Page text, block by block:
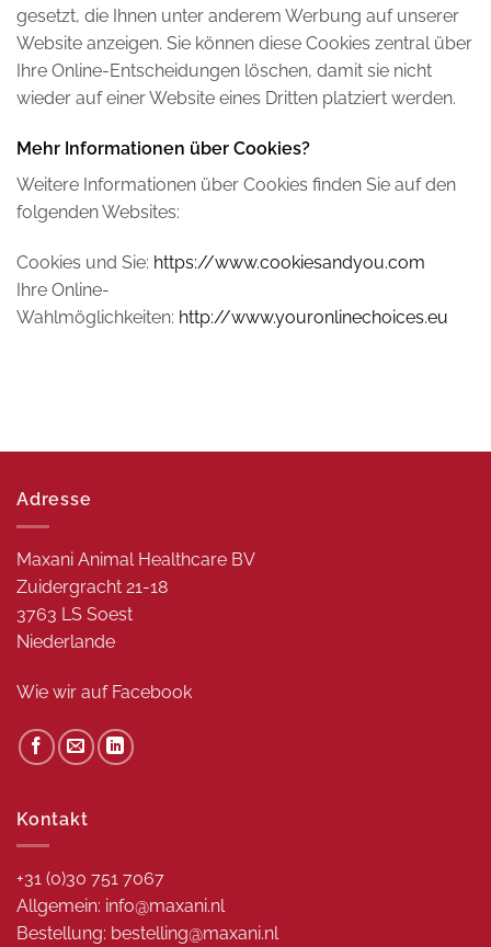
gesetzt, die Ihnen unter anderem Werbung auf unserer
Website anzeigen. Sie können diese Cookies zentral über
Ihre Online-Entscheidungen löschen, damit sie nicht
wieder auf einer Website eines Dritten platziert werden.
Mehr Informationen über Cookies?
Weitere Informationen über Cookies finden Sie auf den
folgenden Websites:
Cookies und Sie: https://www.cookiesandyou.com
Ihre Online-
Wahlmöglichkeiten: http://www.youronlinechoices.eu
Adresse
Maxani Animal Healthcare BV
Zuidergracht 21-18
3763 LS Soest
Niederlande
Wie wir auf Facebook
Kontakt
+31 (0)30 751 7067
Allgemein: info@maxani.nl
Bestellung: bestelling@maxani.nl